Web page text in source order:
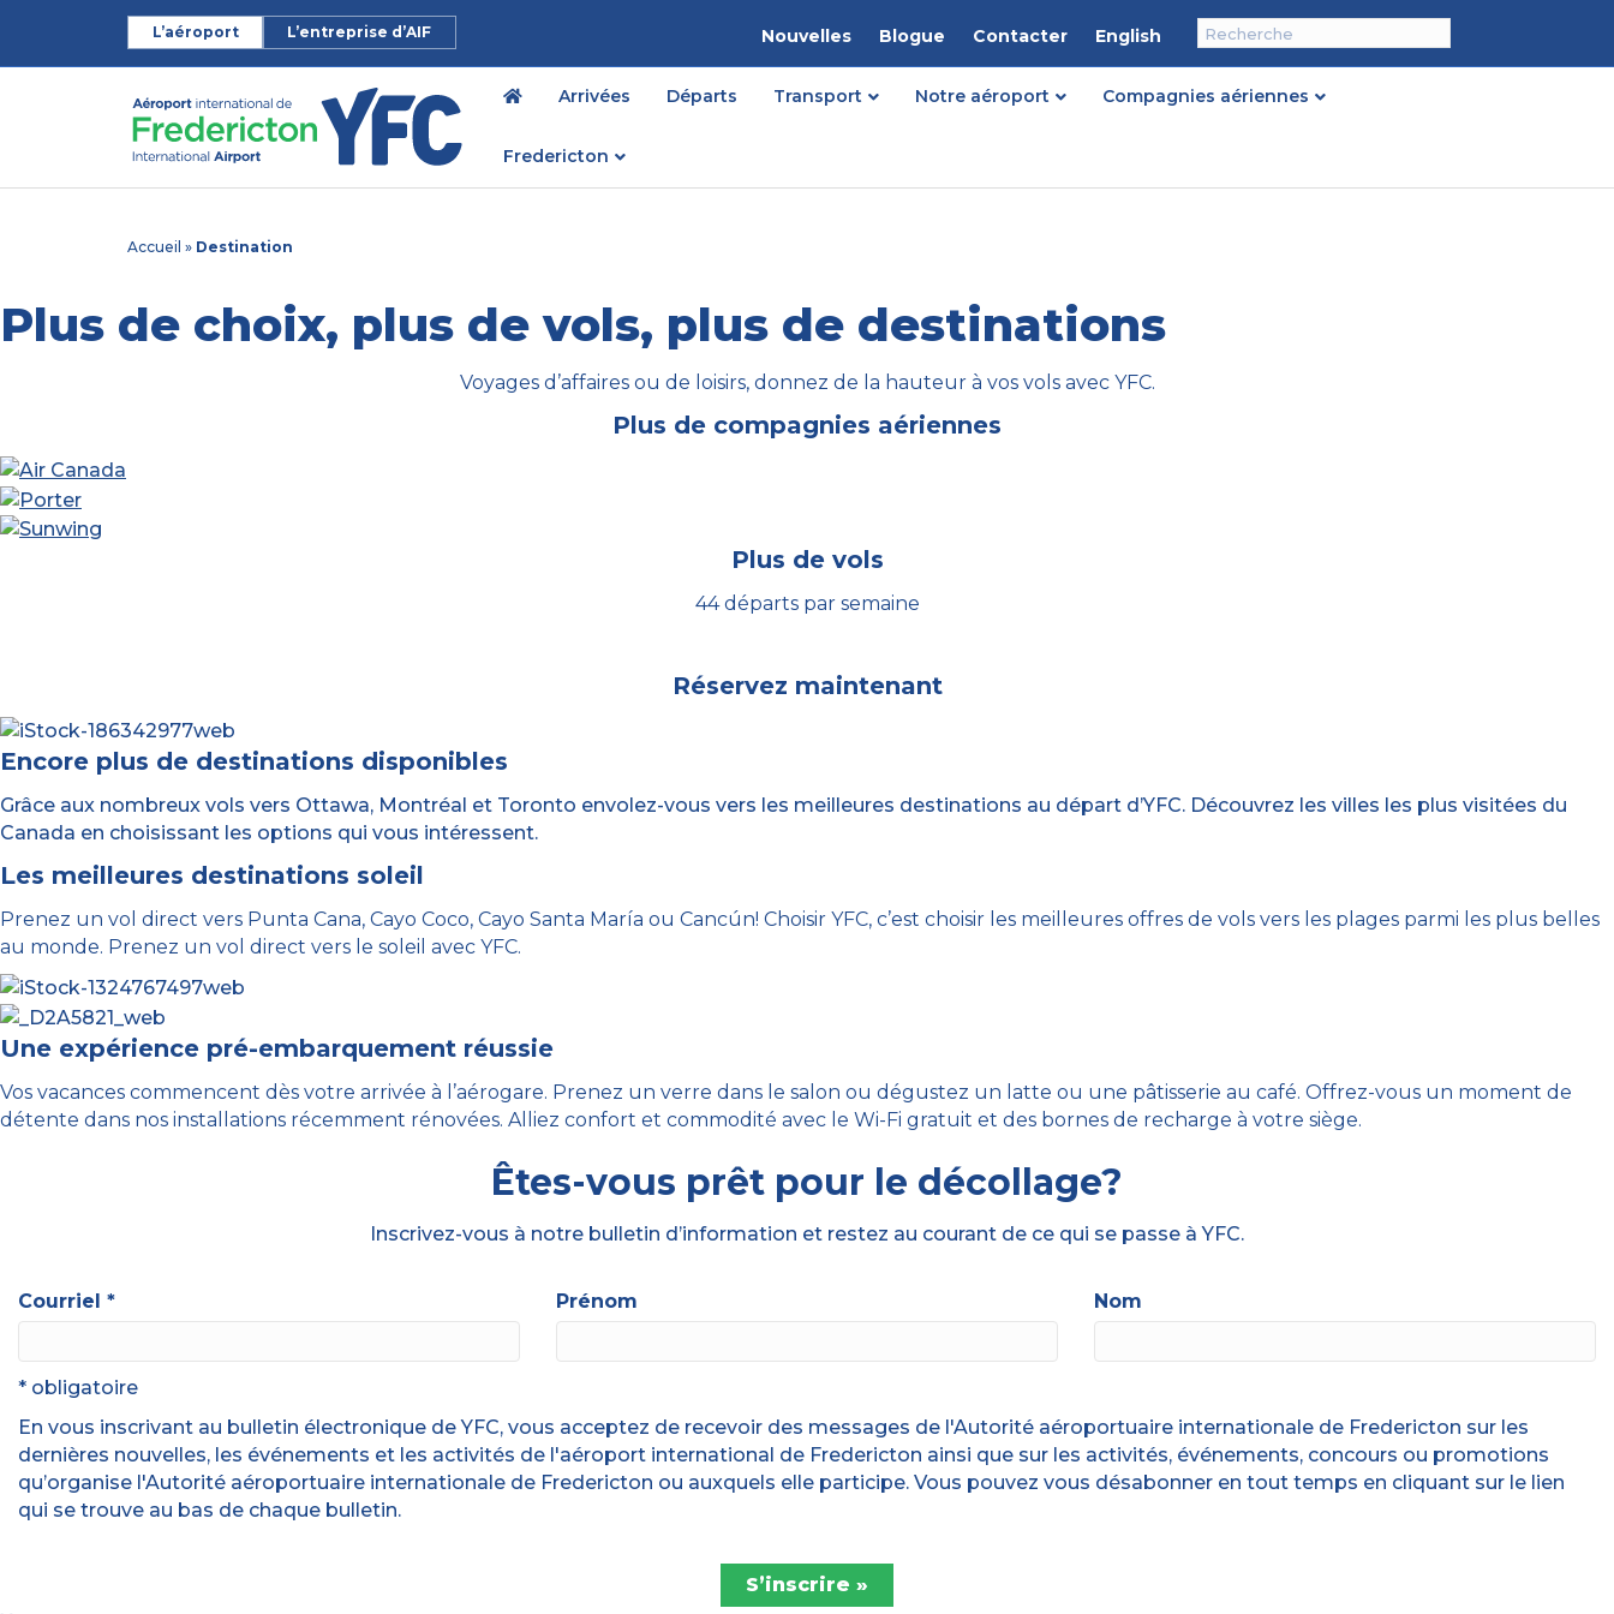
L’aéroport L’entreprise d’AIF Nouvelles Blogue Contacter English
Arrivées Départs Transport Notre aéroport Compagnies aériennes
Fredericton
Accueil » Destination
Plus de choix, plus de vols, plus de destinations
Voyages d’affaires ou de loisirs, donnez de la hauteur à vos vols avec YFC.
Plus de compagnies aériennes
Plus de vols
44 départs par semaine
Réservez maintenant
Encore plus de destinations disponibles
Grâce aux nombreux vols vers Ottawa, Montréal et Toronto envolez-vous vers les meilleures destinations au départ d’YFC. Découvrez les villes les plus visitées du
Canada en choisissant les options qui vous intéressent.
Les meilleures destinations soleil
Prenez un vol direct vers Punta Cana, Cayo Coco, Cayo Santa María ou Cancún! Choisir YFC, c’est choisir les meilleures offres de vols vers les plages parmi les plus belles
au monde. Prenez un vol direct vers le soleil avec YFC.
Une expérience pré-embarquement réussie
Vos vacances commencent dès votre arrivée à l’aérogare. Prenez un verre dans le salon ou dégustez un latte ou une pâtisserie au café. Offrez-vous un moment de
détente dans nos installations récemment rénovées. Alliez confort et commodité avec le Wi-Fi gratuit et des bornes de recharge à votre siège.
Êtes-vous prêt pour le décollage?
Inscrivez-vous à notre bulletin d’information et restez au courant de ce qui se passe à YFC.
Courriel * Prénom Nom
* obligatoire
En vous inscrivant au bulletin électronique de YFC, vous acceptez de recevoir des messages de l'Autorité aéroportuaire internationale de Fredericton sur les
dernières nouvelles, les événements et les activités de l'aéroport international de Fredericton ainsi que sur les activités, événements, concours ou promotions
qu’organise l'Autorité aéroportuaire internationale de Fredericton ou auxquels elle participe. Vous pouvez vous désabonner en tout temps en cliquant sur le lien
qui se trouve au bas de chaque bulletin.